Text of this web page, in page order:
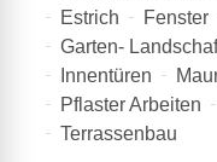
Estrich
Fenster
Garten-
Innentüren
Pflaster Arbeiten
Terrassenbau